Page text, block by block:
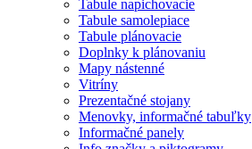
Tabule napichovacie
Tabule samolepiace
Tabule plánovacie
Doplnky k plánovaniu
Mapy nástenné
Vitríny
Prezentačné stojany
Menovky, informačné tabuľky
Informačné panely